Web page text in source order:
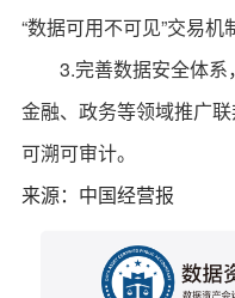
“数据可用不可见”交易机
3.完善数据安全体系
金融、政务等领域推广
可溯可审计。
来源：中国经营报